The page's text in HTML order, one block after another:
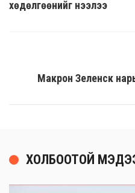
хөдөлгөөнийг нээлээ
Макрон Зеленск
ХОЛБООТОЙ